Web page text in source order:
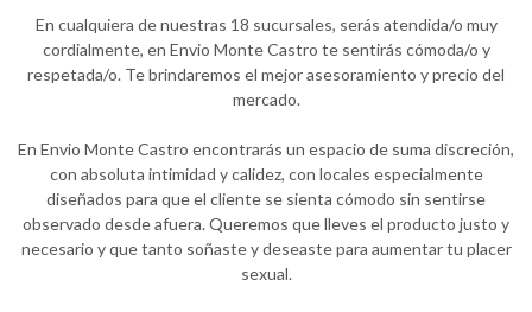
En cualquiera de nuestras 18 sucursales, serás atendida/o muy
cordialmente, en Envio Monte Castro te sentirás cómoda/o y
respetada/o. Te brindaremos el mejor asesoramiento y precio del
mercado.
En Envio Monte Castro encontrarás un espacio de suma discreción,
con absoluta intimidad y calidez, con locales especialmente
diseñados para que el cliente se sienta cómodo sin sentirse
observado desde afuera. Queremos que lleves el producto justo y
necesario y que tanto soñaste y deseaste para aumentar tu placer
sexual.